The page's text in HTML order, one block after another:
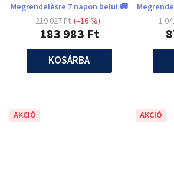
Megrendelèsre 7 napon belül 🚚
183 983 Ft
219 027 Ft (–16 %)
KOSÁRBA
1
AKCIÓ AKCIÓ